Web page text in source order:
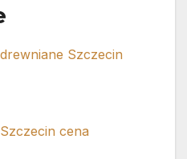
Szczecin
cena